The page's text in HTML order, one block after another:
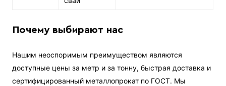
Почему выбирают нас
Нашим неоспоримым преимуществом являются
доступные цены за метр и за тонну, быстрая доставка и
сертифицированный металлопрокат по ГОСТ. Мы